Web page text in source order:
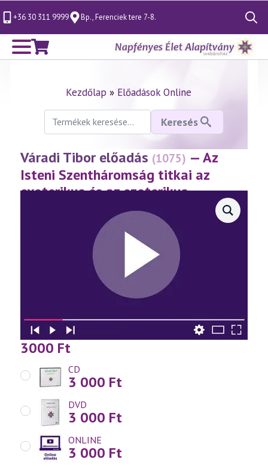
+36 30 311 9999 Bp., Ferenciek tere 7-8.
Search
for:
Kezdőlap » Előadások Online
Keresés
következőre:
Keresés
Váradi Tibor előadás (1075) — Az
Isteni Szentháromság titkai az
exoterikus és az ezoterikus
kereszténységben(2026.05.30.)
3000 Ft
CD
3 000 Ft
DVD
3 000 Ft
ONLINE
3 000 Ft